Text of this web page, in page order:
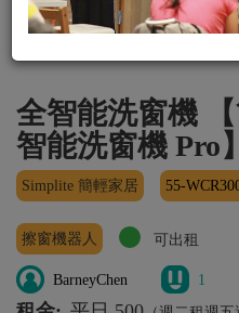
全智能洗窗機 【
智能洗窗機 Pro
Simplite 簡輕家居 55-
擦窗機器人 可出租
BarneyChen 1